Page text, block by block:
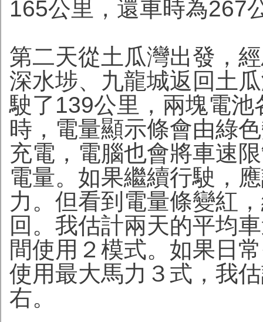
165公里，還車時為267
第二天從土瓜灣出發，
深水埗、九龍城返回土
駛了139公里，兩塊電
時，電量顯示條會由綠
充電，電腦也會將車速
電量。如果繼續行駛，
力。但看到電量條變紅
回。我估計兩天的平均
間使用２模式。如果日
使用最大馬力３式，我
右。